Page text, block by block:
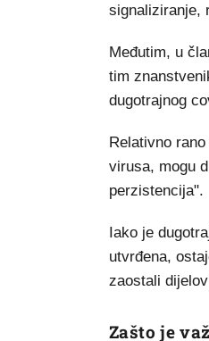
signaliziranje,
Međutim, u
tim
dugotrajnog
Relativno
virusa, mogu
perzistencija".
Iako je
utvrđena,
zaostali
Zašto je